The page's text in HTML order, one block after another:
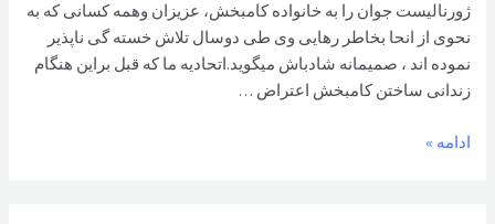
ژورناليست جوان را به خانواده کامبخش، عزيزان وهمه کسانی که به
نحوی از انحا بخاطر رهايی وی طی دوسال تلاش خسته گی ناپذير
نموده اند ، صميمانه شادباش ميگويد.اتحاديه ما که قبل براين هنگام
زندانی ساختن کامبخش اعتراض …
پيام
ادامه »